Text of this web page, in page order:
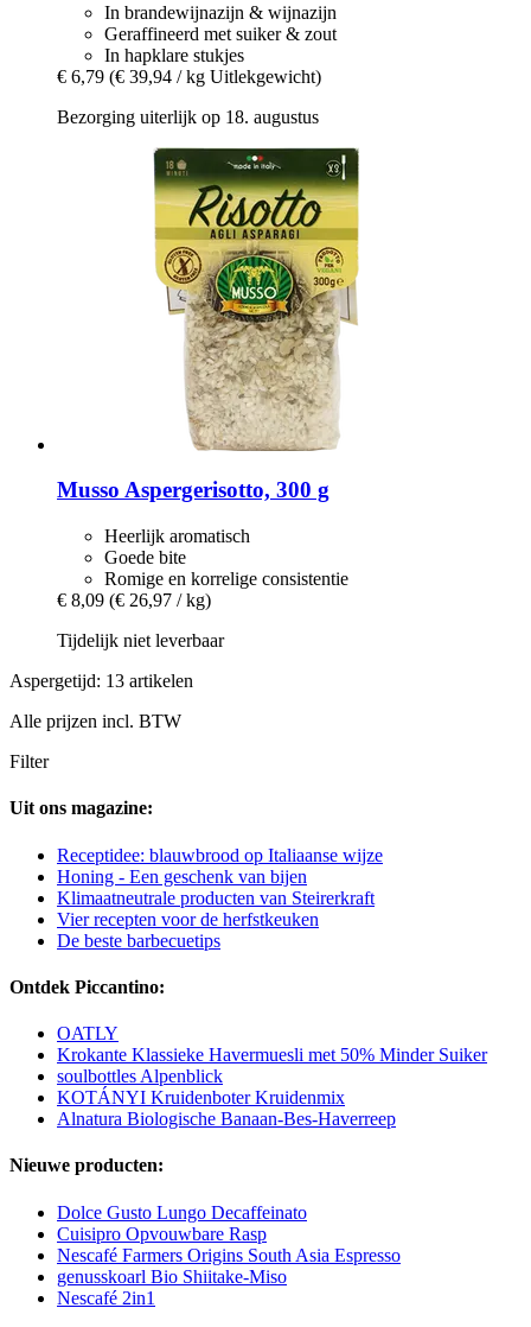
In brandewijnazijn & wijnazijn
Geraffineerd met suiker & zout
In hapklare stukjes
€ 6,79 (€ 39,94 / kg Uitlekgewicht)
Bezorging uiterlijk op 18. augustus
Musso Aspergerisotto, 300 g
Heerlijk aromatisch
Goede bite
Romige en korrelige consistentie
€ 8,09 (€ 26,97 / kg)
Tijdelijk niet leverbaar
Aspergetijd: 13 artikelen
Alle prijzen incl. BTW
Filter
Uit ons magazine:
Receptidee: blauwbrood op Italiaanse wijze
Honing - Een geschenk van bijen
Klimaatneutrale producten van Steirerkraft
Vier recepten voor de herfstkeuken
De beste barbecuetips
Ontdek Piccantino:
OATLY
Krokante Klassieke Havermuesli met 50% Minder Suiker
soulbottles Alpenblick
KOTÁNYI Kruidenboter Kruidenmix
Alnatura Biologische Banaan-Bes-Haverreep
Nieuwe producten:
Dolce Gusto Lungo Decaffeinato
Cuisipro Opvouwbare Rasp
Nescafé Farmers Origins South Asia Espresso
genusskoarl Bio Shiitake-Miso
Nescafé 2in1